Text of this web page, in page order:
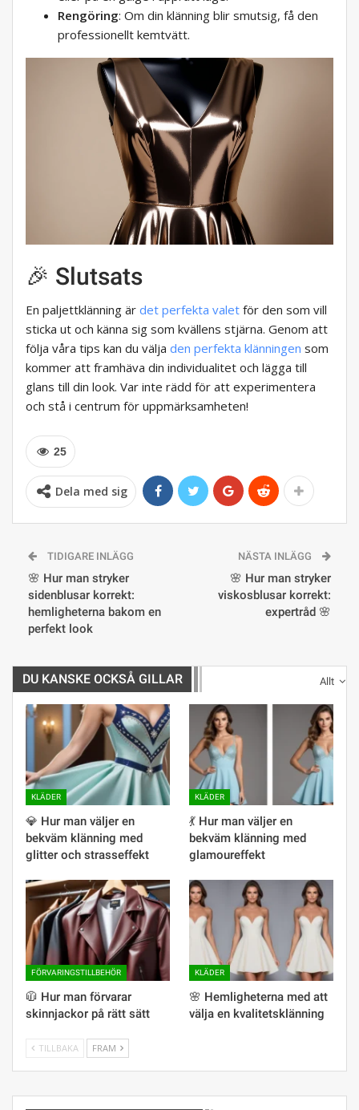
Rengöring: Om din klänning blir smutsig, få den
professionellt kemtvätt.
🎉 Slutsats
En paljettklänning är det perfekta valet för den som vill
sticka ut och känna sig som kvällens stjärna. Genom att
följa våra tips kan du välja den perfekta klänningen som
kommer att framhäva din individualitet och lägga till
glans till din look. Var inte rädd för att experimentera
och stå i centrum för uppmärksamheten!
25
Dela med sig
TIDIGARE INLÄGG
🌸 Hur man stryker
sidenblusar korrekt:
hemligheterna bakom en
perfekt look
NÄSTA INLÄGG
🌸 Hur man stryker
viskosblusar korrekt:
expertråd 🌸
Allt
DU KANSKE OCKSÅ GILLAR
KLÄDER
💎 Hur man väljer en
bekväm klänning med
glitter och strasseffekt
KLÄDER
💃 Hur man väljer en
bekväm klänning med
glamoureffekt
FÖRVARINGSTILLBEHÖR
🧥 Hur man förvarar
skinnjackor på rätt sätt
KLÄDER
🌸 Hemligheterna med att
välja en kvalitetsklänning
TILLBAKA FRAM